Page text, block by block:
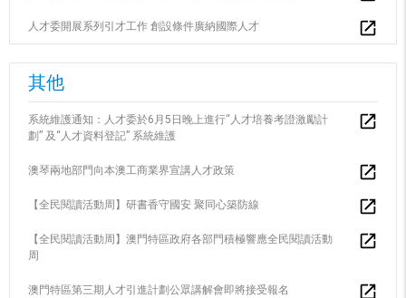
人才委開展系列引才工作 創設條件廣納國際人才
其他
系統維護通知：人才委於6月5日晚上進行“人才培養考證激勵計
劃” 及“人才資料登記” 系統維護
澳琴兩地部門向本澳工商業界宣講人才政策
【全民閱讀活動周】研書香守國安 聚同心築防線
【全民閱讀活動周】澳門特區政府各部門積極響應全民閱讀活動
周
澳門特區第三期人才引進計劃公眾講解會即將接受報名